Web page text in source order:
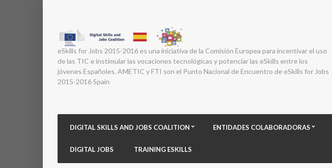
eSkills for Jobs 2015-2016 es una iniciativa de la Comisión Europea para incentivar el uso
de las TIC e instimular las vocaciones tecnológicas y potenciar las eSkills entre los
jóvenes Españoles. AMETIC y FTI son el Punto Nacional de Encuentro de eSkills for Jobs
2015-2016 Spain
DIGITAL SKILLS AND JOBS COALITION ENTIDADES COLABORADORAS
DIGITAL JOBS TRAINING ESKILLS